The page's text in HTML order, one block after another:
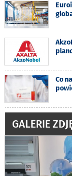
Co
GALERIE